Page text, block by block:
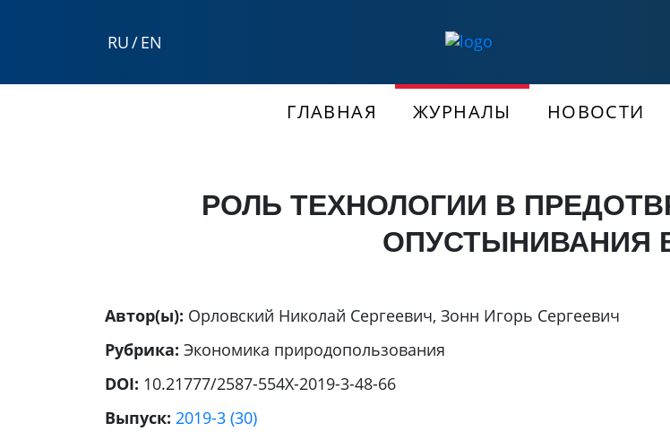
RU/EN
ГЛАВНАЯ ЖУРНАЛЫ НОВОСТИ
РОЛЬ ТЕХНОЛОГИИ В
ОПУСТЫНИВАНИЯ
Автор(ы): Орловский Николай Сергеевич, Зонн Игорь Сергеевич
Рубрика: Экономика природопользования
DOI: 10.21777/2587-554X-2019-3-48-66
Выпуск: 2019-3 (30)